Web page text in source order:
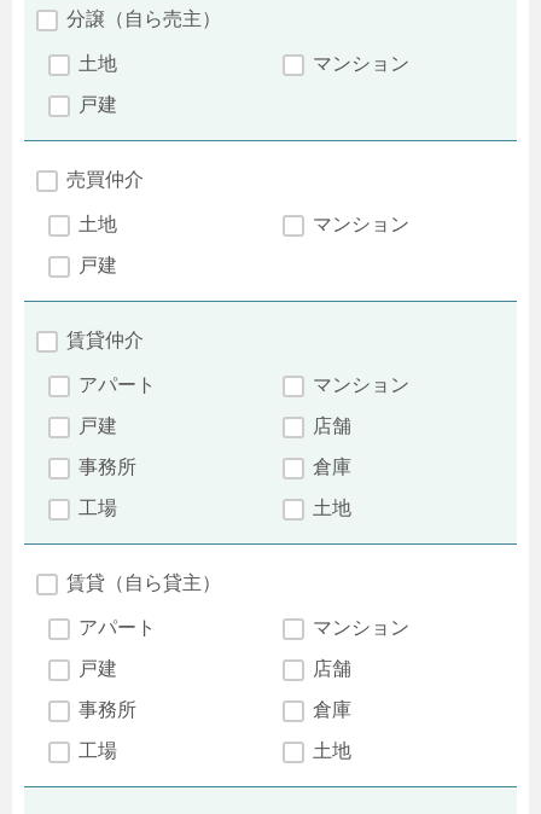
分譲（自ら売主）
土地
マンション
戸建
売買仲介
土地
マンション
戸建
賃貸仲介
アパート
マンション
戸建
店舗
事務所
倉庫
工場
土地
賃貸（自ら貸主）
アパート
マンション
戸建
店舗
事務所
倉庫
工場
土地